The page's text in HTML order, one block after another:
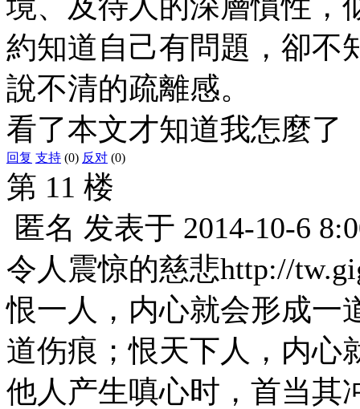
約知道自己有問題，卻不
說不清的疏離感。
看了本文才知道我怎麼了
回复 支持 (0) 反对 (0)
第 11 楼
匿名 发表于 2014-10-6
令人震惊的慈悲http://
恨一人，内心就会形成一
道伤痕；恨天下人，内心
他人产生嗔心时，首当其